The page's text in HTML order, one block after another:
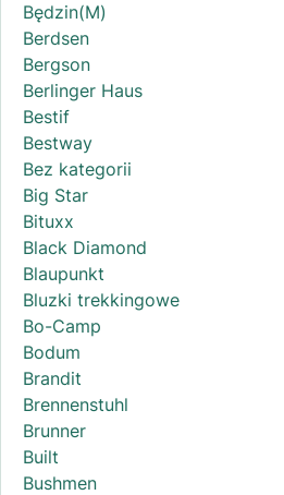
Będzin(M)
Berdsen
Bergson
Berlinger Haus
Bestif
Bestway
Bez kategorii
Big Star
Bituxx
Black Diamond
Blaupunkt
Bluzki trekkingowe
Bo-Camp
Bodum
Brandit
Brennenstuhl
Brunner
Built
Bushmen